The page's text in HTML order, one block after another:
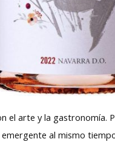
el arte y la gastronomía.
al mismo